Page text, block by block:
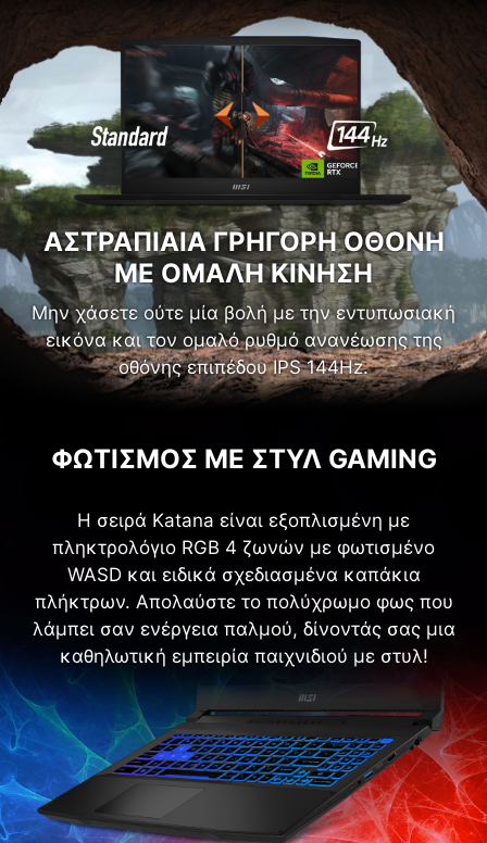
ΑΣΤΡΑΠΙΑΙΑ ΓΡΗΓΟΡΗ ΟΘΟΝΗ
ΜΕ ΟΜΑΛΗ ΚΙΝΗΣΗ
Μην χάσετε ούτε μία βολή με την εντυπωσιακή
εικόνα και τον ομαλό ρυθμό ανανέωσης της
οθόνης επιπέδου IPS 144Hz.
ΦΩΤΙΣΜΟΣ ΜΕ ΣΤΥΛ GAMING
Η σειρά Katana είναι εξοπλισμένη με
πληκτρολόγιο RGB 4 ζωνών με φωτισμένο
WASD και ειδικά σχεδιασμένα καπάκια
πλήκτρων. Απολαύστε το πολύχρωμο φως που
λάμπει σαν ενέργεια παλμού, δίνοντάς σας μια
καθηλωτική εμπειρία παιχνιδιού με στυλ!